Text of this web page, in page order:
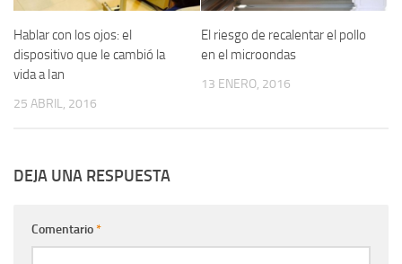
Hablar con los ojos: el
dispositivo que le cambió la
vida a Ian
25 ABRIL, 2016
El riesgo de recalentar el pollo
en el microondas
13 ENERO, 2016
DEJA UNA RESPUESTA
Comentario*